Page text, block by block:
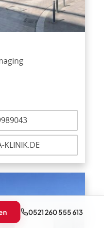
0521 260 555 613
KLINIK.DE